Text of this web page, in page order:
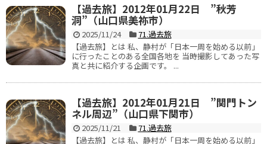
【過去旅】2012年01月22日 ”秋芳
洞”（山口県美祢市）
2025/11/24
71.過去旅
【過去旅】とは 私、静村が「日本一周を始める以前」
に行ったことのある全国各地を 当時撮影してあった写
真と共に紹介する企画です。 ...
【過去旅】2012年01月21日 ”関門トン
ネル周辺”（山口県下関市）
2025/11/21
71.過去旅
【過去旅】とは 私、静村が「日本一周を始める以前」